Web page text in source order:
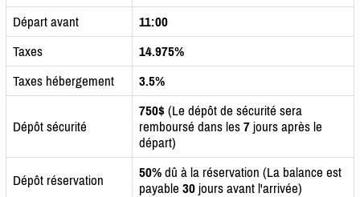
Départ avant
11:00
Taxes
14.975%
Taxes hébergement
3.5%
Dépôt sécurité
750$ (Le dépôt de sécurité sera
remboursé dans les 7 jours après le
départ)
Dépôt réservation 50% dû à la réservation (La balance est
payable 30 jours avant l'arrivée)